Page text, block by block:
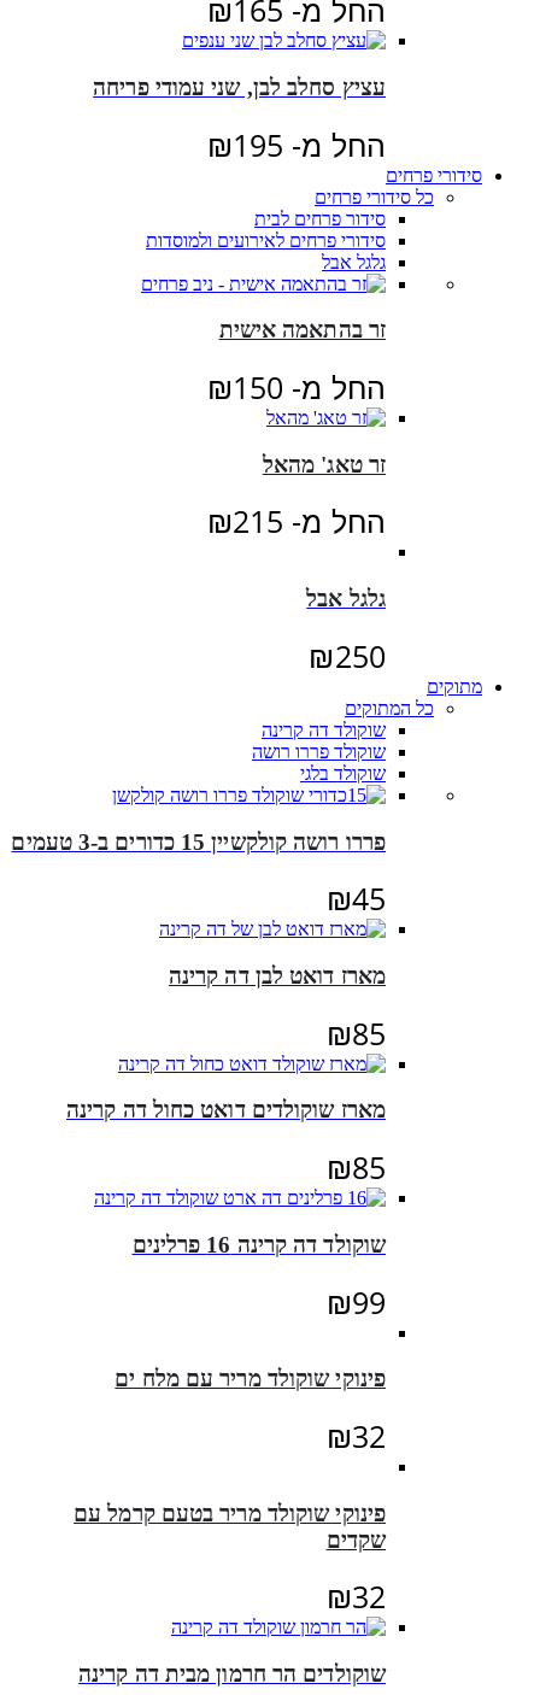
החל מ- ₪165
עציץ סחלב לבן, שני עמודי פריחה
החל מ- ₪195
סידורי פרחים
כל סידורי פרחים
סידור פרחים לבית
סידורי פרחים לאירועים ולמוסדות
גלגל אבל
זר בהתאמה אישית
החל מ- ₪150
זר טאג' מהאל
החל מ- ₪215
גלגל אבל
₪250
מתוקים
כל המתוקים
שוקולד דה קרינה
שוקולד פררו רושה
שוקולד בלגי
פררו רושה קולקשיין 15 כדורים ב-3 טעמים
₪45
מארז דואט לבן דה קרינה
₪85
מארז שוקולדים דואט כחול דה קרינה
₪85
שוקולד דה קרינה 16 פרלינים
₪99
פינוקי שוקולד מריר עם מלח ים
₪32
פינוקי שוקולד מריר בטעם קרמל עם
שקדים
₪32
שוקולדים הר חרמון מבית דה קרינה